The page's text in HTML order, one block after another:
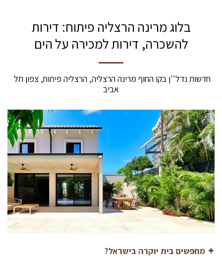
בלוג מרינה הרצליה פיתוח: דירות
להשכרה, דירות למכירה על הים
חדשות נדל''ן בקו החוף מרינה הרצליה, הרצליה פיתוח, צפון תל
אביב
✦ מחפשים בית יוקרה בישראל?